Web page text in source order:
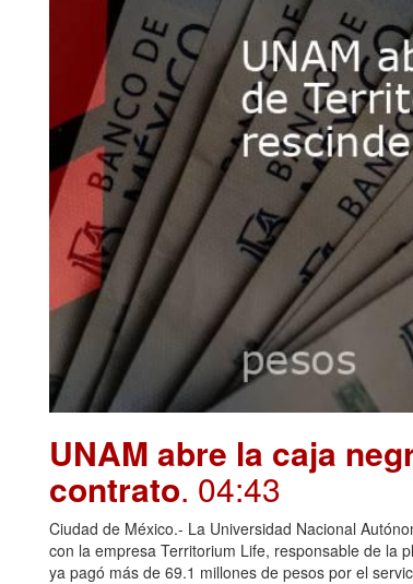
UNAM abre la caja
contrato. 04:43
Ciudad de México.- La Universidad Nacional
con la empresa Territorium Life, responsable de la
ya pagó más de 69.1 millones de pesos por el